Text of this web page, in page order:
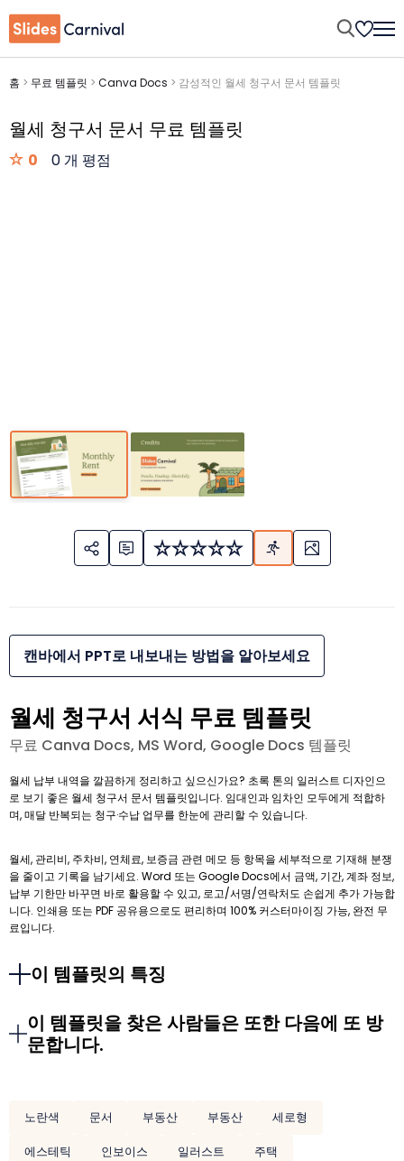
홈 > 무료 템플릿 > Canva Docs > 감성적인 월세 청구서 문서 템플릿
월세 청구서 문서 무료 템플릿
0 0 개 평점
캔바에서 PPT로 내보내는 방법을 알아보세요
월세 청구서 서식 무료 템플릿
무료 Canva Docs, MS Word, Google Docs 템플릿
월세 납부 내역을 깔끔하게 정리하고 싶으신가요? 초록 톤의 일러스트 디자인으
로 보기 좋은 월세 청구서 문서 템플릿입니다. 임대인과 임차인 모두에게 적합하
며, 매달 반복되는 청구·수납 업무를 한눈에 관리할 수 있습니다.
월세, 관리비, 주차비, 연체료, 보증금 관련 메모 등 항목을 세부적으로 기재해 분쟁
을 줄이고 기록을 남기세요. Word 또는 Google Docs에서 금액, 기간, 계좌 정보,
납부 기한만 바꾸면 바로 활용할 수 있고, 로고/서명/연락처도 손쉽게 추가 가능합
니다. 인쇄용 또는 PDF 공유용으로도 편리하며 100% 커스터마이징 가능, 완전 무
료입니다.
이 템플릿의 특징
이 템플릿을 찾은 사람들은 또한 다음에 또 방
문합니다.
노란색 문서 부동산 부동산
세로형
에스테틱
인보이스 일러스트 주택